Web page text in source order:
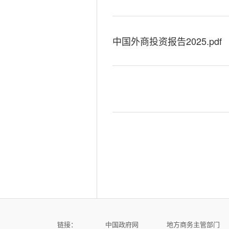
中国外商投资报告2025.pdf
链接： 中国政府网 地方商务主管部门